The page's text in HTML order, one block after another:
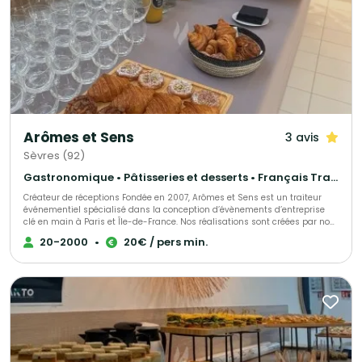
Arômes et Sens 3 avis
Sèvres (92)
Gastronomique • Pâtisseries et desserts • Français Traditionnel
Créateur de réceptions Fondée en 2007, Arômes et Sens est un traiteur
événementiel spécialisé dans la conception d’évènements d’entreprise
clé en main à Paris et Île-de-France. Nos réalisations sont créées par nos
Chefs et exclusivement conçues dans nos ateliers à Sèvres, avec de
produits frais. La sélection rigoureuse de nos produits nous permet de
et à la décoration afin de créer une harmonie avec les mets et les vins
proposés. Nous privilégions la sobriété et l’élégance dans la présentation
de nos buffets. Les valeurs qui animent nos équipes sont l’écoute, la
réactivité dans le conseil ou l’accompagnement de votre projet, le goût du
travail bien fait et l’exigence du service rendu. Bienvenue chez Arômes &
Sens ! Pierre LIGNON Fondateur
20-2000 • 20€ / pers min.